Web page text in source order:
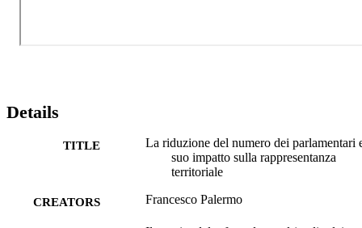
Details
TITLE
La riduzione del numero dei parlamentari
suo impatto sulla rappresentanza
territoriale
CREATORS Francesco Palermo